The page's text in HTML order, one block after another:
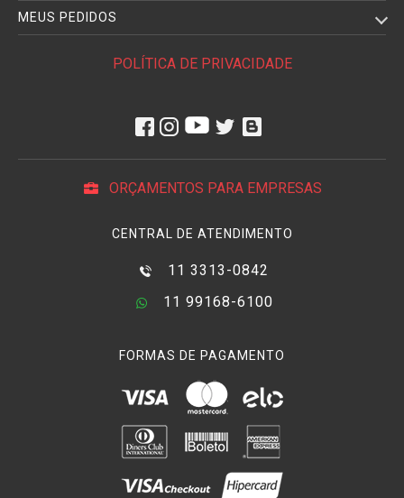
MEUS PEDIDOS
POLÍTICA DE PRIVACIDADE
ORÇAMENTOS PARA EMPRESAS
CENTRAL DE ATENDIMENTO
11 3313-0842
11 99168-6100
FORMAS DE PAGAMENTO